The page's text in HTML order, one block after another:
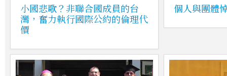
小國悲歌？非聯合國成員的台
灣，奮力執行國際公約的倫理代
價
個人與團體